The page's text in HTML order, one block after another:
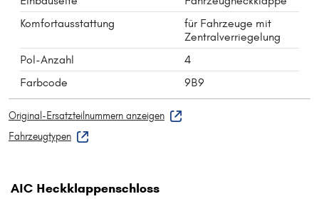
Komfortausstattung
für Fahrzeuge mit
Zentralverriegelung
Pol-Anzahl
4
Farbcode
9B9
Original-Ersatzteilnummern anzeigen
Fahrzeugtypen
AIC Heckklappenschloss